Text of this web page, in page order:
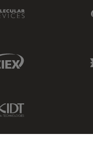
Molecular Devices Link
Sciex Link
IDT Link